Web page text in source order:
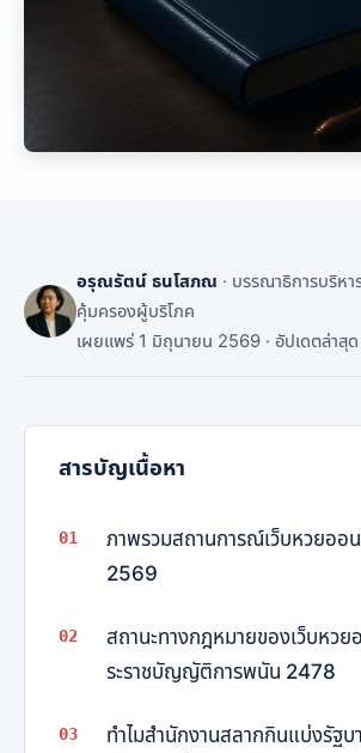
อรุณรัตน์ ธนโสภณ · บรรณาธิการบริห
คุ้มครองผู้บริโภค
เผยแพร่ 1 มิถุนายน 2569 · อัปเดตล่า
สารบัญเนื้อหา
ภาพรวมสถานการณ์เว็บหวยออน
2569
สถานะทางกฎหมายของเว็บหว
ระราชบัญญัติการพนัน 2478
ทำไมสำนักงานสลากกินแบ่งรัฐ